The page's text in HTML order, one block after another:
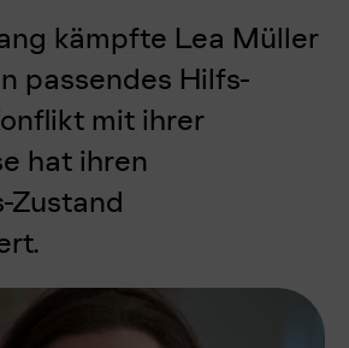
kämpfte Lea Müller
passendes Hilfs-
mit ihrer
hat ihren
Zustand